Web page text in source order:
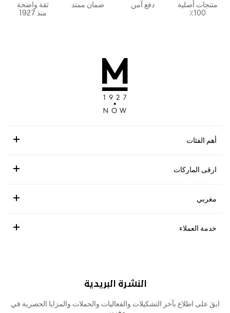
منتجات أصلية
100٪
دفع آمن ضمان ممتد
ثقة واضحة
منذ 1927
أهم الفئات
ارقى الماركات
مغربي
خدمة العملاء
النشرة البريدية
ابقَ على اطلاع بآخر التشكيلات والفعاليات والحملات والمزايا الحصرية في